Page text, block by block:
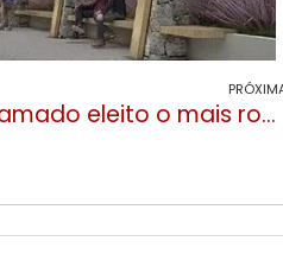
Hotel de Gramado eleito o mais romântico do mundo cria as “Escapadas Românticas”